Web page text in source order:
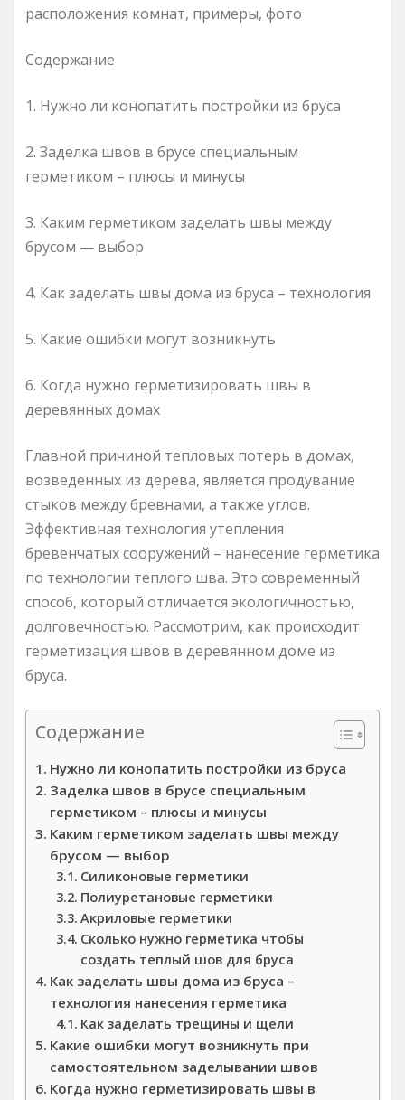
расположения комнат, примеры, фото
Содержание
1. Нужно ли конопатить постройки из бруса
2. Заделка швов в брусе специальным
герметиком – плюсы и минусы
3. Каким герметиком заделать швы между
брусом — выбор
4. Как заделать швы дома из бруса – технология
5. Какие ошибки могут возникнуть
6. Когда нужно герметизировать швы в
деревянных домах
Главной причиной тепловых потерь в домах,
возведенных из дерева, является продувание
стыков между бревнами, а также углов.
Эффективная технология утепления
бревенчатых сооружений – нанесение герметика
по технологии теплого шва. Это современный
способ, который отличается экологичностью,
долговечностью. Рассмотрим, как происходит
герметизация швов в деревянном доме из
бруса.
Содержание
Нужно ли конопатить постройки из бруса
Заделка швов в брусе специальным
герметиком – плюсы и минусы
Каким герметиком заделать швы между
брусом — выбор
Силиконовые герметики
Полиуретановые герметики
Акриловые герметики
Сколько нужно герметика чтобы
создать теплый шов для бруса
Как заделать швы дома из бруса –
технология нанесения герметика
Как заделать трещины и щели
Какие ошибки могут возникнуть при
самостоятельном заделывании швов
Когда нужно герметизировать швы в